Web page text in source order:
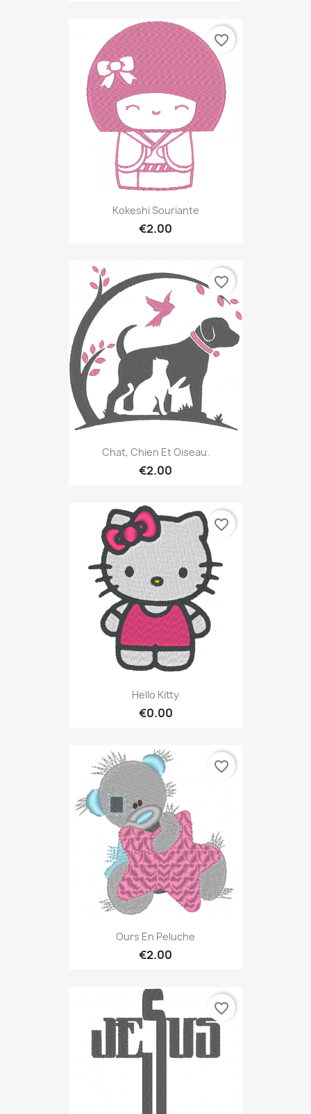
Kokeshi Souriante
€2.00
favorite_border
Chat, Chien Et Oiseau.
€2.00
favorite_border
Hello Kitty
€0.00
favorite_border
Ours En Peluche
€2.00
favorite_border
favorite_border